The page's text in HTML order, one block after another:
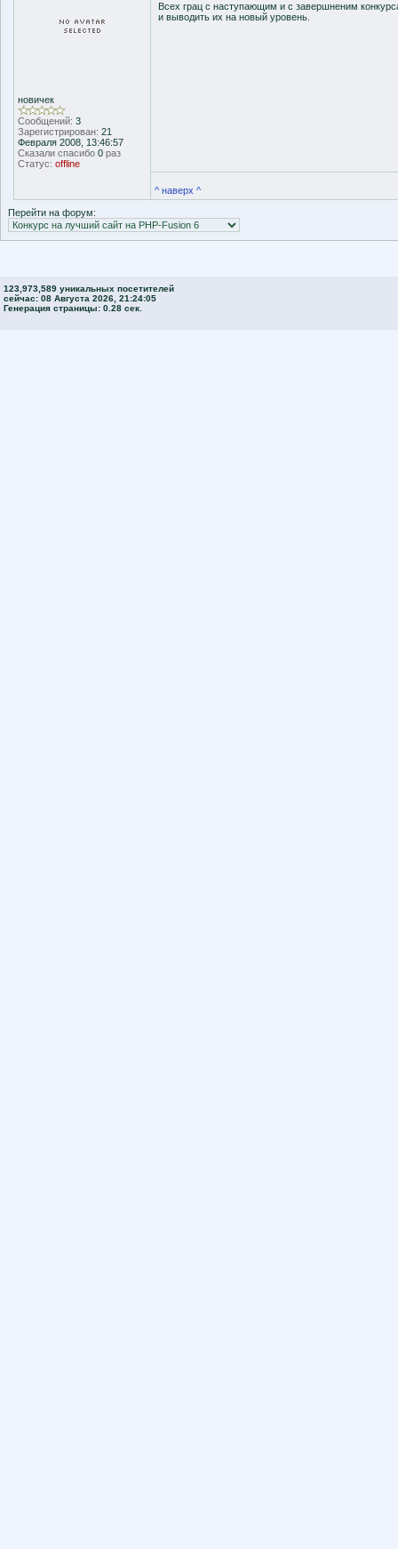
новичек
Сообщений: 3
Зарегистрирован: 21
Февраля 2008, 13:46:57
Сказали спасибо 0 раз
Статус: offline
Всех грац с наступающим и с завершненим
и выводить их на новый уровень.
^ наверх ^
Перейти на форум:
123,973,589 уникальных посетителей
сейчас: 08 Августа 2026, 21:24:05
Генерация страницы: 0.28 сек.